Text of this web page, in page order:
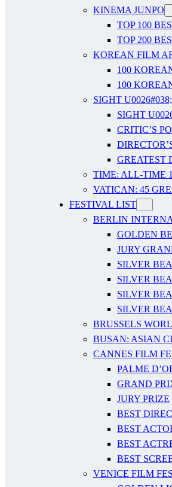
KINEMA JUNPO
TOP 100
TOP 200
KOREAN FILM
100
100
SIGHT
SIGHT
CRITIC’S
GREATEST
TIME: ALL-TIME
VATICAN: 45
FESTIVAL LIST
BERLIN
GOLDEN
JURY
SILVER
SILVER
SILVER
SILVER
BRUSSELS
BUSAN: ASIAN
CANNES FILM
PALME
GRAND
JURY PRIZE
BEST
BEST
BEST
BEST
VENICE FILM